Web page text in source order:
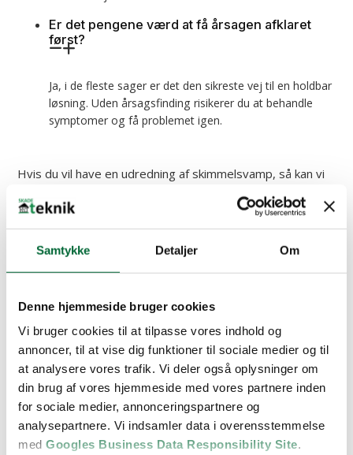
Samtykke Detaljer Om
Denne hjemmeside bruger cookies
Vi bruger cookies til at tilpasse vores indhold og
annoncer, til at vise dig funktioner til sociale medier og til
at analysere vores trafik. Vi deler også oplysninger om
din brug af vores hjemmeside med vores partnere inden
for sociale medier, annonceringspartnere og
analysepartnere. Vi indsamler data i overensstemmelse
med Googles Business Data Responsibility Site.
Er det pengene værd at få årsagen afklaret
først?
Ja, i de fleste sager er det den sikreste vej til en holdbar
løsning. Uden årsagsfinding risikerer du at behandle
symptomer og få problemet igen.
Hvis du vil have en udredning af skimmelsvamp, så kan vi
stå for undersøgelser, rådgivning og en
løsning på problemet.